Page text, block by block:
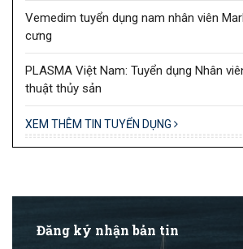
Vemedim tuyển dụng nam nhân viên
cưng
PLASMA Việt Nam: Tuyển dụng Nhân
thuật thủy sản
XEM THÊM TIN TUYỂN DỤNG
Đăng ký nhận bản tin